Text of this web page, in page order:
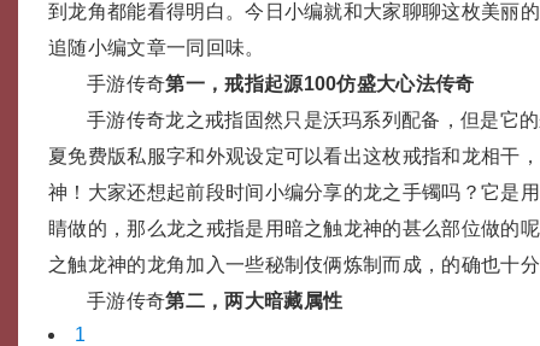
到龙角都能看得明白。今日小编就和大家聊聊这枚美丽
追随小编文章一同回味。
手游传奇第一，戒指起源100仿盛大心法传奇
手游传奇龙之戒指固然只是沃玛系列配备，但是它
夏免费版私服字和外观设定可以看出这枚戒指和龙相干
神！大家还想起前段时间小编分享的龙之手镯吗？它是
睛做的，那么龙之戒指是用暗之触龙神的甚么部位做的
之触龙神的龙角加入一些秘制伎俩炼制而成，的确也十
手游传奇第二，两大暗藏属性
1